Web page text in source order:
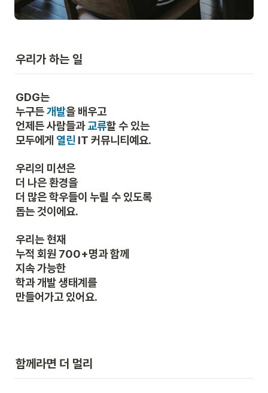
우리가 하는 일
GDG는
누구든 개발을 배우고
언제든 사람들과 교류할 수 있는
모두에게 열린 IT 커뮤니티예요.
우리의 미션은
더 나은 환경을
더 많은 학우들이 누릴 수 있도록
돕는 것이에요.
우리는 현재
누적 회원 700+명과 함께
지속 가능한
학과 개발 생태계를
만들어가고 있어요.
함께라면 더 멀리